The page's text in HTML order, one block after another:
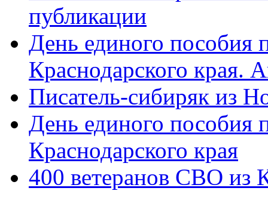
публикации
День единого пособия
Краснодарского края.
Писатель-сибиряк из
День единого пособия
Краснодарского края
400 ветеранов СВО из